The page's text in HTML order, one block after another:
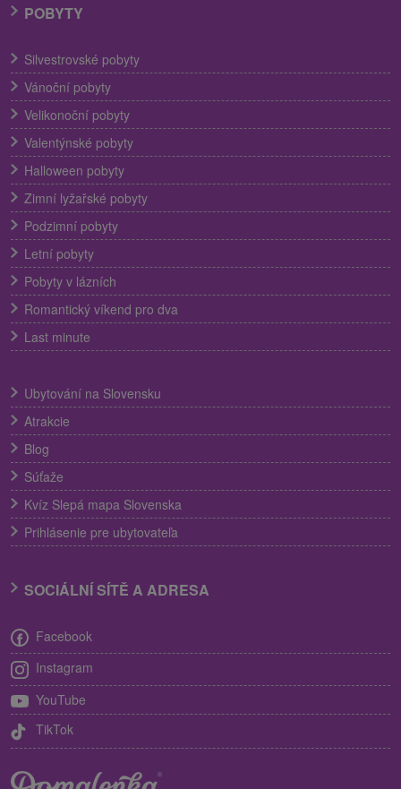
POBYTY
Silvestrovské pobyty
Vánoční pobyty
Velikonoční pobyty
Valentýnské pobyty
Halloween pobyty
Zimní lyžařské pobyty
Podzimní pobyty
Letní pobyty
Pobyty v lázních
Romantický víkend pro dva
Last minute
Ubytování na Slovensku
Atrakcie
Blog
Súťaže
Kvíz Slepá mapa Slovenska
Prihlásenie pre ubytovateľa
SOCIÁLNÍ SÍTĚ A ADRESA
Facebook
Instagram
YouTube
TikTok